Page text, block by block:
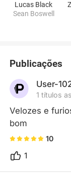
Lucas Black
Sean Boswell
Publicações
User-
1 títulos
Velozes e
bom
10
1